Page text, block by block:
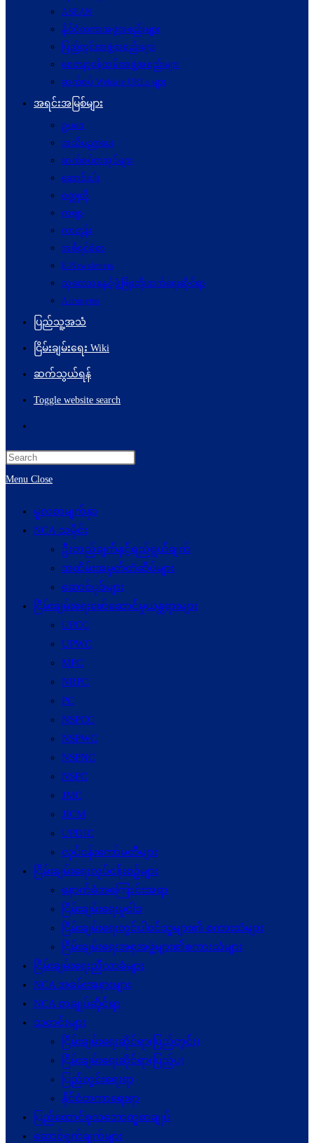
ASEAN
နိုင်ငံတကာအဖွဲ့အစည်းများ
ပြည်တွင်းအဖွဲ့အစည်းများ
စေတနာ့ဝန်ထမ်းအဖွဲ့အစည်းများ
ဆက်စပ် Website URLs များ
အရင်းအမြစ်များ
ဥပဒေ
အသိပညာပေး
ဆက်စပ်စာအုပ်များ
ဆောင်းပါး
ဝတ္ထုတို
ကဗျာ
ကာတွန်း
အစီရင်ခံစာ
E-Newsletters
သုတေသနနှင့်ဖွံ့ဖြိုးတိုးတက်ရေးဆိုင်ရာ
Acronyms
ပြည်သူ့အသံ
ငြိမ်းချမ်းရေး Wiki
ဆက်သွယ်ရန်
Toggle website search
Menu Close
မူလစာမျက်နှာ
NCA သမိုင်း
ဦးတည်ချက်နှင့်ရည်ရွယ်ချက်
အထိမ်းအမှတ်တံဆိပ်များ
ဆောင်ပုဒ်များ
ငြိမ်းချမ်းရေးဖော်‌ဆောင်မှုယန္တရားများ
UPCC
UPWC
MPC
NRPC
PC
NSPCC
NSPWC
NSPNC
NSPC
JMC
JICM
UPDJC
လုပ်ငန်းကော်မတီများ
ငြိမ်းချမ်းရေးလုပ်ငန်းစဉ်များ
နောက်ခံအကြောင်းအရာ
ငြိမ်းချမ်းရေးမူဝါဒ
ငြိမ်းချမ်းရေးတွင်ပါဝင်သူများ၏ စကားသံများ
ငြိမ်းချမ်းရေးအစုအဖွဲ့များ၏စကားသံများ
ငြိမ်းချမ်းရေးညီလာခံများ
NCA အခမ်းအနားများ
NCA စာချုပ်ဆိုင်ရာ
သတင်းများ
ငြိမ်းချမ်းရေးဆိုင်ရာ(ပြည်တွင်း)
ငြိမ်းချမ်းရေးဆိုင်ရာ(ပြည်ပ)
ပြည်တွင်းရေးရာ
နိုင်ငံတကာရေးရာ
ပြည်ထောင်စုသဘောတူစာချုပ်
ဆောင်ရွက်ချက်များ